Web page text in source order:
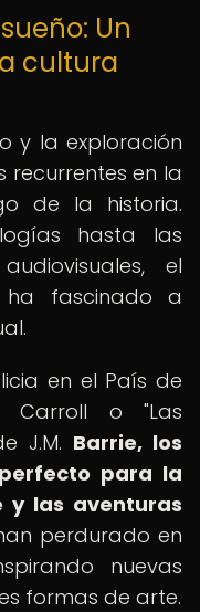
Un
cultura
y la exploración
recurrentes en la
de la historia.
hasta las
el
fascinado a
en el País de
Carroll o "Las
J.M. Barrie, los
para la
y las aventuras
perdurado en
nuevas
formas de arte.